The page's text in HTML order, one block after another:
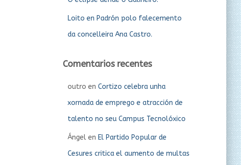
Loito en Padrón polo falecemento
da concelleira Ana Castro.
Comentarios recentes
outro en Cortizo celebra unha
xornada de emprego e atracción de
talento no seu Campus Tecnolóxico
Ángelen El Partido Popular de
Cesures critica el aumento de multas